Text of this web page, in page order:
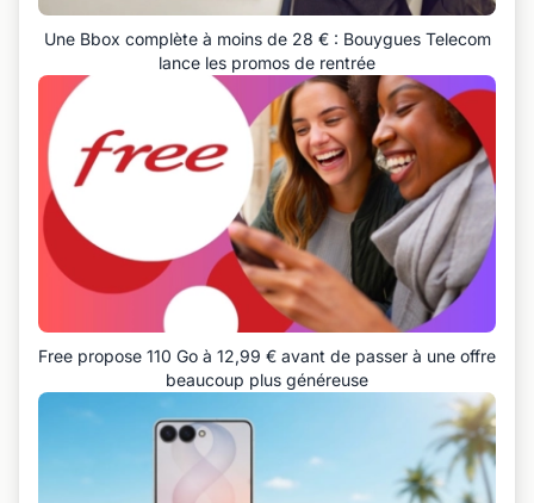
Une Bbox complète à moins de 28 € : Bouygues Telecom
lance les promos de rentrée
Free propose 110 Go à 12,99 € avant de passer à une offre
beaucoup plus généreuse